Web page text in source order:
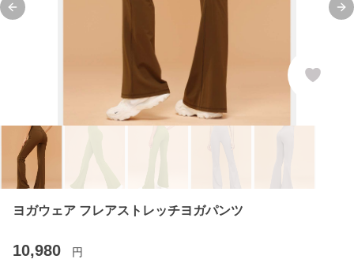
Previous slide
ヨガウェア フレアストレッチヨガパンツ
10,980 円